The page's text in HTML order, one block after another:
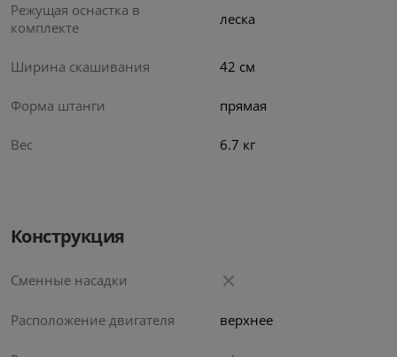
Режущая оснастка в
комплекте
леска
Ширина скашивания 42 см
Форма штанги прямая
Вес 6.7 кг
Конструкция
Сменные насадки
Расположение двигателя верхнее